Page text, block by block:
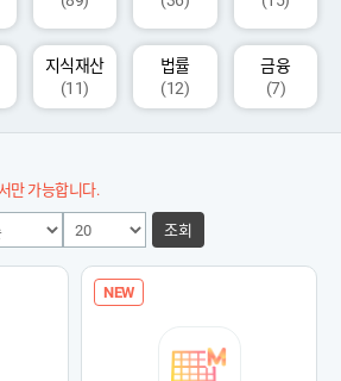
지식재산
(11)
법률
(12)
금융
(7)
만 가능합니다.
조회
NEW